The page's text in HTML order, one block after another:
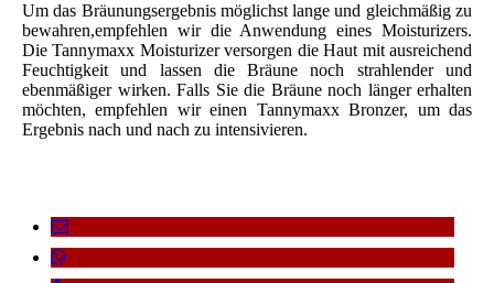
Um das Bräunungsergebnis möglichst lange und gleichmäßig zu
bewahren,empfehlen wir die Anwendung eines Moisturizers.
Die Tannymaxx Moisturizer versorgen die Haut mit ausreichend
Feuchtigkeit und lassen die Bräune noch strahlender und
ebenmäßiger wirken. Falls Sie die Bräune noch länger erhalten
möchten, empfehlen wir einen Tannymaxx Bronzer, um das
Ergebnis nach und nach zu intensivieren.